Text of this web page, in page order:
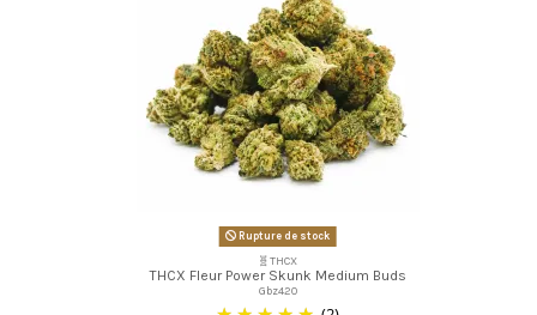
Rupture de stock
🧬THCX
THCX Fleur Power Skunk Medium Buds
Gbz420